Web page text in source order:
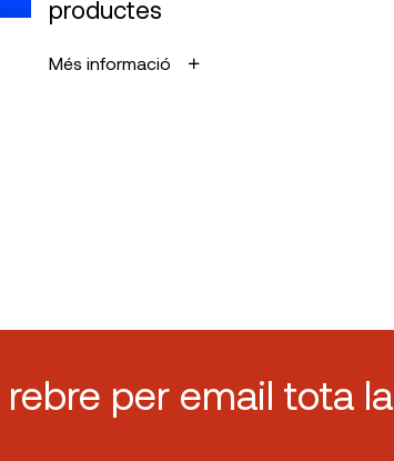
productes
Més informació
per email tota la